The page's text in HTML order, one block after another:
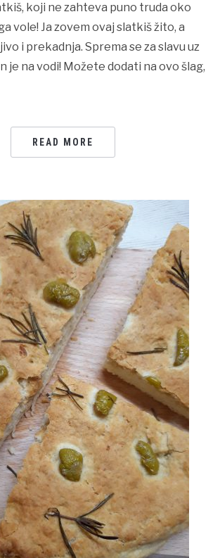
koji ne zahteva puno truda oko
vole! Ja zovem ovaj slatkiš žito, a
i prekadnja. Sprema se za slavu uz
je na vodi! Možete dodati na ovo šlag,
READ MORE